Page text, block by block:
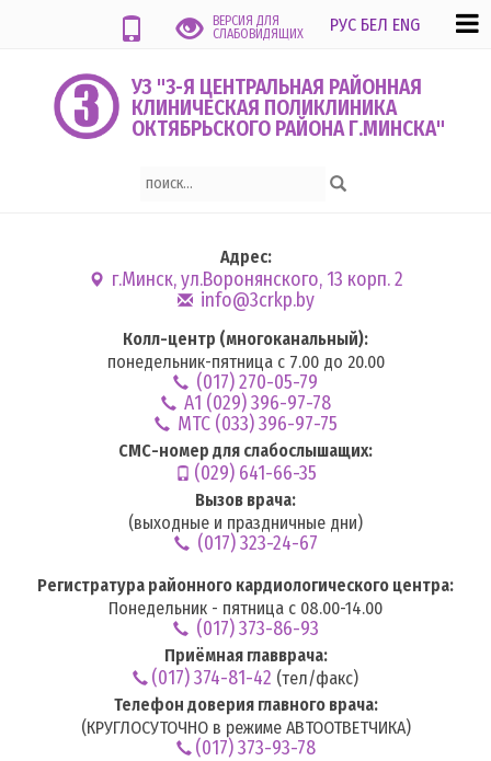
ВЕРСИЯ ДЛЯ
СЛАБОВИДЯЩИХ
РУС БЕЛ ENG
УЗ "3-Я ЦЕНТРАЛЬНАЯ РАЙОННАЯ
КЛИНИЧЕСКАЯ ПОЛИКЛИНИКА
ОКТЯБРЬСКОГО РАЙОНА Г.МИНСКА"
Адрес:
г.Минск, ул.Воронянского, 13 корп. 2
info@3crkp.by
Колл-центр (многоканальный):
понедельник-пятница с 7.00 до 20.00
(017) 270-05-79
А1 (029) 396-97-78
MTC (033) 396-97-75
СМС-номер для слабослышащих:
(029) 641-66-35
Вызов врача:
(выходные и праздничные дни)
(017) 323-24-67
Регистратура районного кардиологического центра:
Понедельник - пятница с 08.00-14.00
(017) 373-86-93
Приёмная главврача:
(017) 374-81-42 (тел/факс)
Телефон доверия главного врача:
(КРУГЛОСУТОЧНО в режиме АВТООТВЕТЧИКА)
(017) 373-93-78